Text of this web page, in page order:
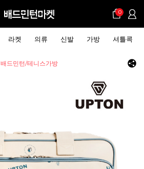
0
라켓 의류 신발 가방 셔틀콕
배드민턴/테니스가방